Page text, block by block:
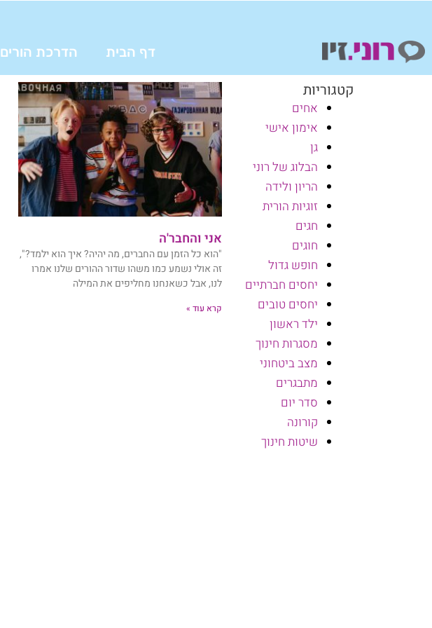
דף הבית הדרכת הורים
קטגוריות
אחים
אימון אישי
גן
הבלוג של רוני
הריון ולידה
זוגיות הורית
חגים
חוגים
חופש גדול
יחסים חברתיים
יחסים טובים
ילד ראשון
מסגרות חינוך
מצב ביטחוני
מתבגרים
סדר יום
קורונה
שיטות חינוך
אני והחבר'ה
"הוא כל הזמן עם החברים, מה יהיה? איך הוא ילמד?",
זה אולי נשמע כמו משהו שדור ההורים שלנו אמרו
לנו, אבל כשאנחנו מחליפים את המילה
קרא עוד »